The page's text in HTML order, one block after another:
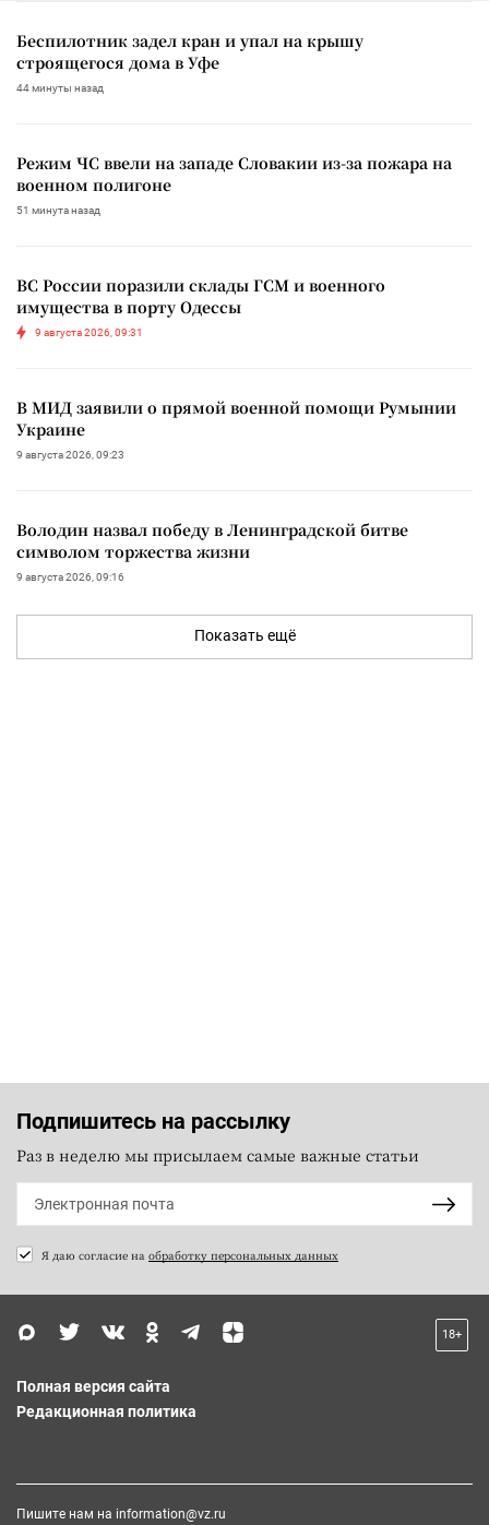
Беспилотник задел кран и упал на крышу
строящегося дома в Уфе
44 минуты назад
Режим ЧС ввели на западе Словакии из-за пожара на
военном полигоне
51 минута назад
ВС России поразили склады ГСМ и военного
имущества в порту Одессы
9 августа 2026, 09:31
В МИД заявили о прямой военной помощи Румынии
Украине
9 августа 2026, 09:23
Володин назвал победу в Ленинградской битве
символом торжества жизни
9 августа 2026, 09:16
Показать ещё
Подпишитесь на рассылку
Раз в неделю мы присылаем самые важные статьи
Я даю согласие на обработку персональных данных
18+
Полная версия сайта
Редакционная политика
Пишите нам на information@vz.ru